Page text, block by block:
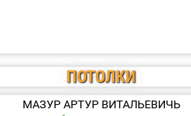
ПОТОЛКИ
МАЗУР АРТУР ВИТАЛЬЕВИЧЬ